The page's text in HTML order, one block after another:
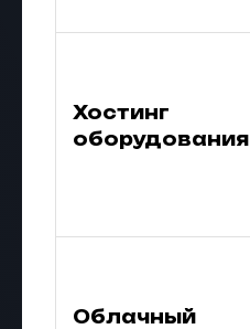
Хостинг
оборудования
Облачный